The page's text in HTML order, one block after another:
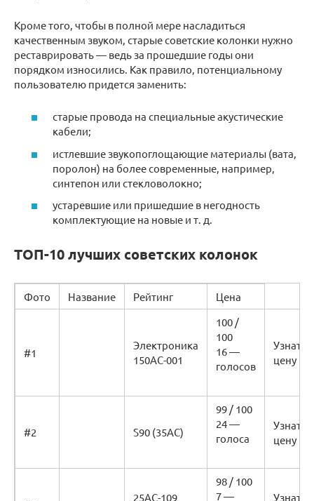
Кроме того, чтобы в полной мере насладиться
качественным звуком, старые советские колонки нужно
реставрировать — ведь за прошедшие годы они
порядком износились. Как правило, потенциальному
пользователю придется заменить:
старые провода на специальные акустические
кабели;
истлевшие звукопоглощающие материалы (вата,
поролон) на более современные, например,
синтепон или стекловолокно;
устаревшие или пришедшие в негодность
комплектующие на новые и т. д.
ТОП-10 лучших советских колонок
Фото Название Рейтинг Цена
#1
Электроника
150АС-001
100 /
100
16 —
голосов
Узнать
цену
#2 S90 (35AC)
99 / 100
24 —
голоса
Узнать
цену
25АС-109
98 / 100
7 —
Узнать